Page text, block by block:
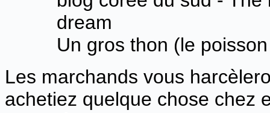
Un gros thon (le
Les marchands vous
achetiez quelque chose chez